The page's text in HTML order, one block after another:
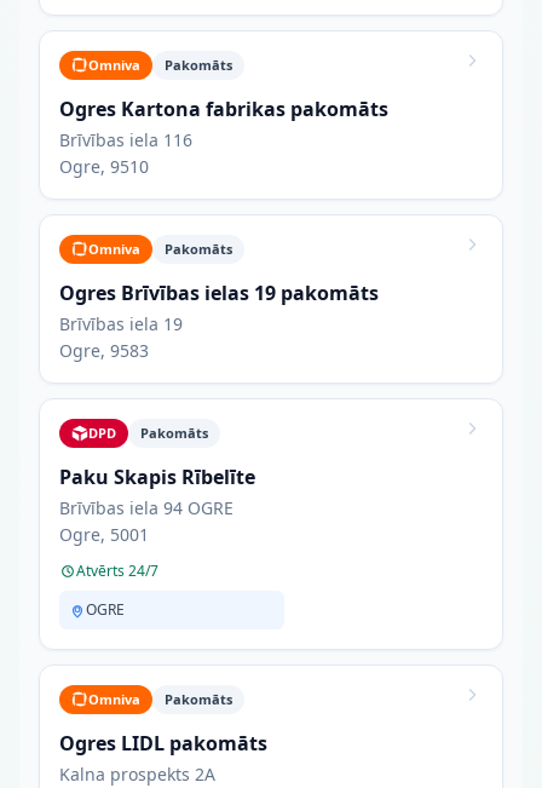
Omniva Pakomāts
Ogres Kartona fabrikas pakomāts
Brīvības iela 116
Ogre, 9510
Omniva Pakomāts
Ogres Brīvības ielas 19 pakomāts
Brīvības iela 19
Ogre, 9583
DPD Pakomāts
Paku Skapis Rībelīte
Brīvības iela 94 OGRE
Ogre, 5001
Atvērts 24/7
OGRE
Omniva Pakomāts
Ogres LIDL pakomāts
Kalna prospekts 2A